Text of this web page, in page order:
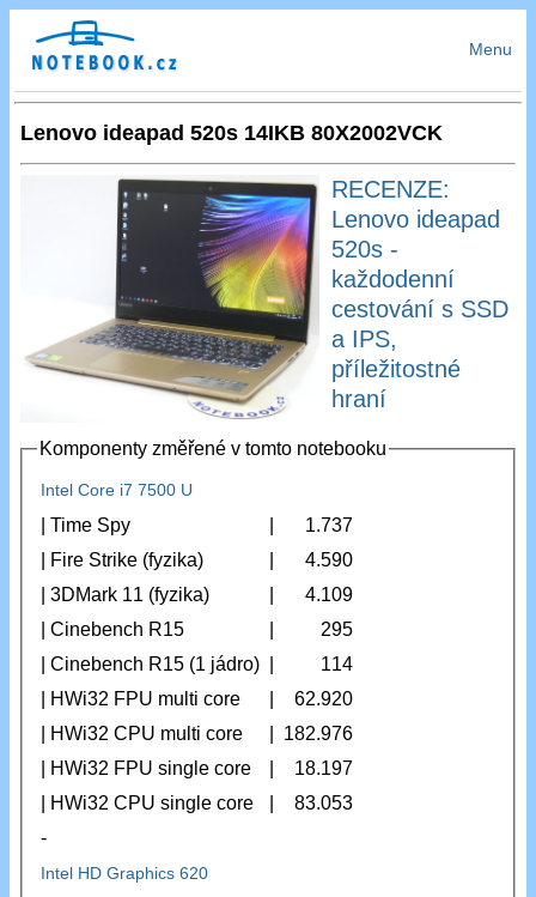
Menu
Lenovo ideapad 520s 14IKB 80X2002VCK
RECENZE:
Lenovo ideapad
520s -
každodenní
cestování s SSD
a IPS,
příležitostné
hraní
Komponenty změřené v tomto notebooku
Intel Core i7 7500 U
| Time Spy
1.737
| Fire Strike (fyzika)
4.590
| 3DMark 11 (fyzika)
4.109
| Cinebench R15
295
| Cinebench R15 (1 jádro)
114
| HWi32 FPU multi core
62.920
| HWi32 CPU multi core
182.976
| HWi32 FPU single core
18.197
| HWi32 CPU single core
83.053
-
Intel HD Graphics 620